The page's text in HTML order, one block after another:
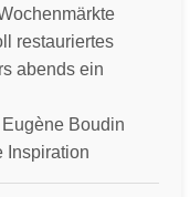
restauriertes
abends ein
Boudin
Inspiration